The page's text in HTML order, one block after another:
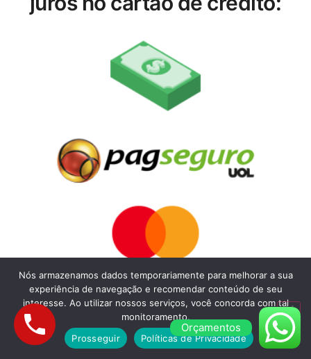
Orçamentos
Nós armazenamos dados temporariamente para melhorar a sua
experiência de navegação e recomendar conteúdo de seu
interesse. Ao utilizar nossos serviços, você concorda com tal
monitoramento.
Prosseguir
Políticas de Privacidade